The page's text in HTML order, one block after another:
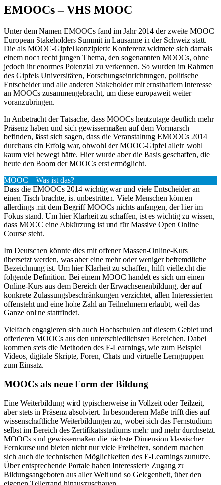
EMOOCs – VHS MOOC
Unter dem Namen EMOOCs fand im Jahr 2014 der zweite MOOC
European Stakeholders Summit in Lausanne in der Schweiz statt.
Die als MOOC-Gipfel konzipierte Konferenz widmete sich damals
einem noch recht jungen Thema, den sogenannten MOOCs, ohne
jedoch ihr enormes Potenzial zu verkennen. So wurden im Rahmen
des Gipfels Universitäten, Forschungseinrichtungen, politische
Entscheider und alle anderen Stakeholder mit ernsthaftem Interesse
an MOOCs zusammengebracht, um diese europaweit weiter
voranzubringen.
In Anbetracht der Tatsache, dass MOOCs heutzutage deutlich mehr
Präsenz haben und sich gewissermaßen auf dem Vormarsch
befinden, lässt sich sagen, dass die Veranstaltung EMOOCs 2014
durchaus ein Erfolg war, obwohl der MOOC-Gipfel allein wohl
kaum viel bewegt hätte. Hier wurde aber die Basis geschaffen, die
heute den Boom der MOOCs erst ermöglicht.
MOOC – Was ist das?
Dass die EMOOCs 2014 wichtig war und viele Entscheider an
einen Tisch brachte, ist unbestritten. Viele Menschen können
allerdings mit dem Begriff MOOCs nichts anfangen, der hier im
Fokus stand. Um hier Klarheit zu schaffen, ist es wichtig zu wissen,
dass MOOC eine Abkürzung ist und für Massive Open Online
Course steht.
Im Deutschen könnte dies mit offener Massen-Online-Kurs
übersetzt werden, was aber eine mehr oder weniger befremdliche
Bezeichnung ist. Um hier Klarheit zu schaffen, hilft vielleicht die
folgende Definition. Bei einem MOOC handelt es sich um einen
Online-Kurs aus dem Bereich der Erwachsenenbildung, der auf
konkrete Zulassungsbeschränkungen verzichtet, allen Interessierten
offensteht und eine hohe Zahl an Teilnehmern erlaubt, weil das
Ganze online stattfindet.
Vielfach engagieren sich auch Hochschulen auf diesem Gebiet und
offerieren MOOCs aus den unterschiedlichsten Bereichen. Dabei
kommen stets die Methoden des E-Learnings, wie zum Beispiel
Videos, digitale Skripte, Foren, Chats und virtuelle Lerngruppen
zum Einsatz.
MOOCs als neue Form der Bildung
Eine Weiterbildung wird typischerweise in Vollzeit oder Teilzeit,
aber stets in Präsenz absolviert. In besonderem Maße trifft dies auf
wissenschaftliche Weiterbildungen zu, wobei sich das Fernstudium
selbst im Bereich des Zertifikatsstudiums mehr und mehr durchsetzt.
MOOCs sind gewissermaßen die nächste Dimension klassischer
Fernkurse und bieten nicht nur viele Freiheiten, sondern machen
sich auch die technischen Möglichkeiten des E-Learnings zunutze.
Über entsprechende Portale haben Interessierte Zugang zu
Bildungsangeboten aus aller Welt und so Gelegenheit, über den